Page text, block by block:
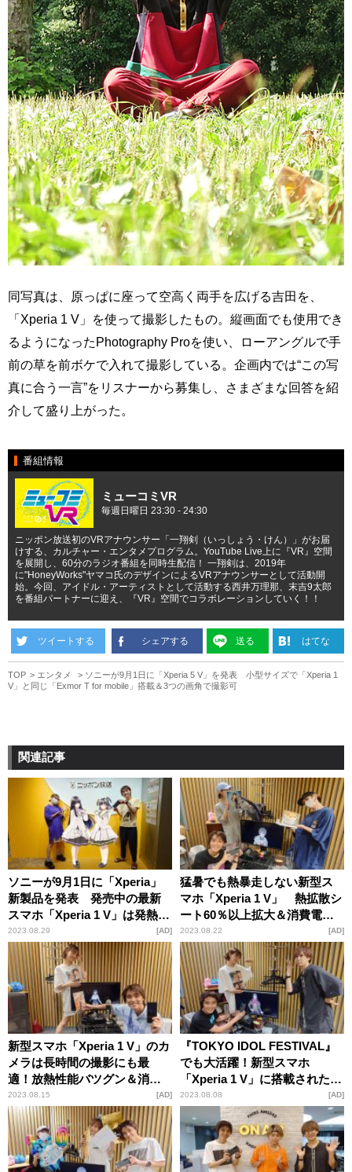
同写真は、原っぱに座って空高く両手を広げる吉田を、
「Xperia 1 V」を使って撮影したもの。縦画面でも使用でき
るようになったPhotography Proを使い、ローアングルで手
前の草を前ボケで入れて撮影している。企画内では“この写
真に合う一言”をリスナーから募集し、さまざまな回答を紹
介して盛り上がった。
番組情報
ミューコミVR
毎週日曜日 23:30 - 24:30
ニッポン放送初のVRアナウンサー「一翔剣（いっしょう・けん）」がお届
けする、カルチャー・エンタメプログラム。YouTube Live上に『VR』空間
を展開し、60分のラジオ番組を同時生配信！ 一翔剣は、2019年
に"HoneyWorks"ヤマコ氏のデザインによるVRアナウンサーとして活動開
始。今回、アイドル・アーティストとして活動する西井万理那、末吉9太郎
を番組パートナーに迎え、『VR』空間でコラボレーションしていく！！
ツイートする シェアする 送る はてな
TOP エンタメ
ソニーが9月1日に「Xperia 5 V」を発表 小型サイズで「Xperia 1
V」と同じ「Exmor T for mobile」搭載＆3つの画角で撮影可
関連記事
ソニーが9月1日に「Xperia」
新製品を発表 発売中の最新
スマホ「Xperia 1 V」は発熱抑
制＆フルサイズ並みのカメラ
搭載で夏の旅行にも最適
2023.08.29 AD
猛暑でも熱暴走しない新型ス
マホ「Xperia 1 V」 熱拡散シ
ート60％以上拡大＆消費電力
約20％削減で長時間撮影が可
能
2023.08.22 AD
新型スマホ「Xperia 1 V」のカ
メラは長時間の撮影にも最
適！放熱性能バツグン＆消費
電力削減で炎天下もしっかり
駆動
2023.08.15 AD
『TOKYO IDOL FESTIVAL』
でも大活躍！新型スマホ
「Xperia 1 V」に搭載されたフ
ルサイズセンサー並のカメラ
機能で推しをバッチリ撮影
2023.08.08 AD